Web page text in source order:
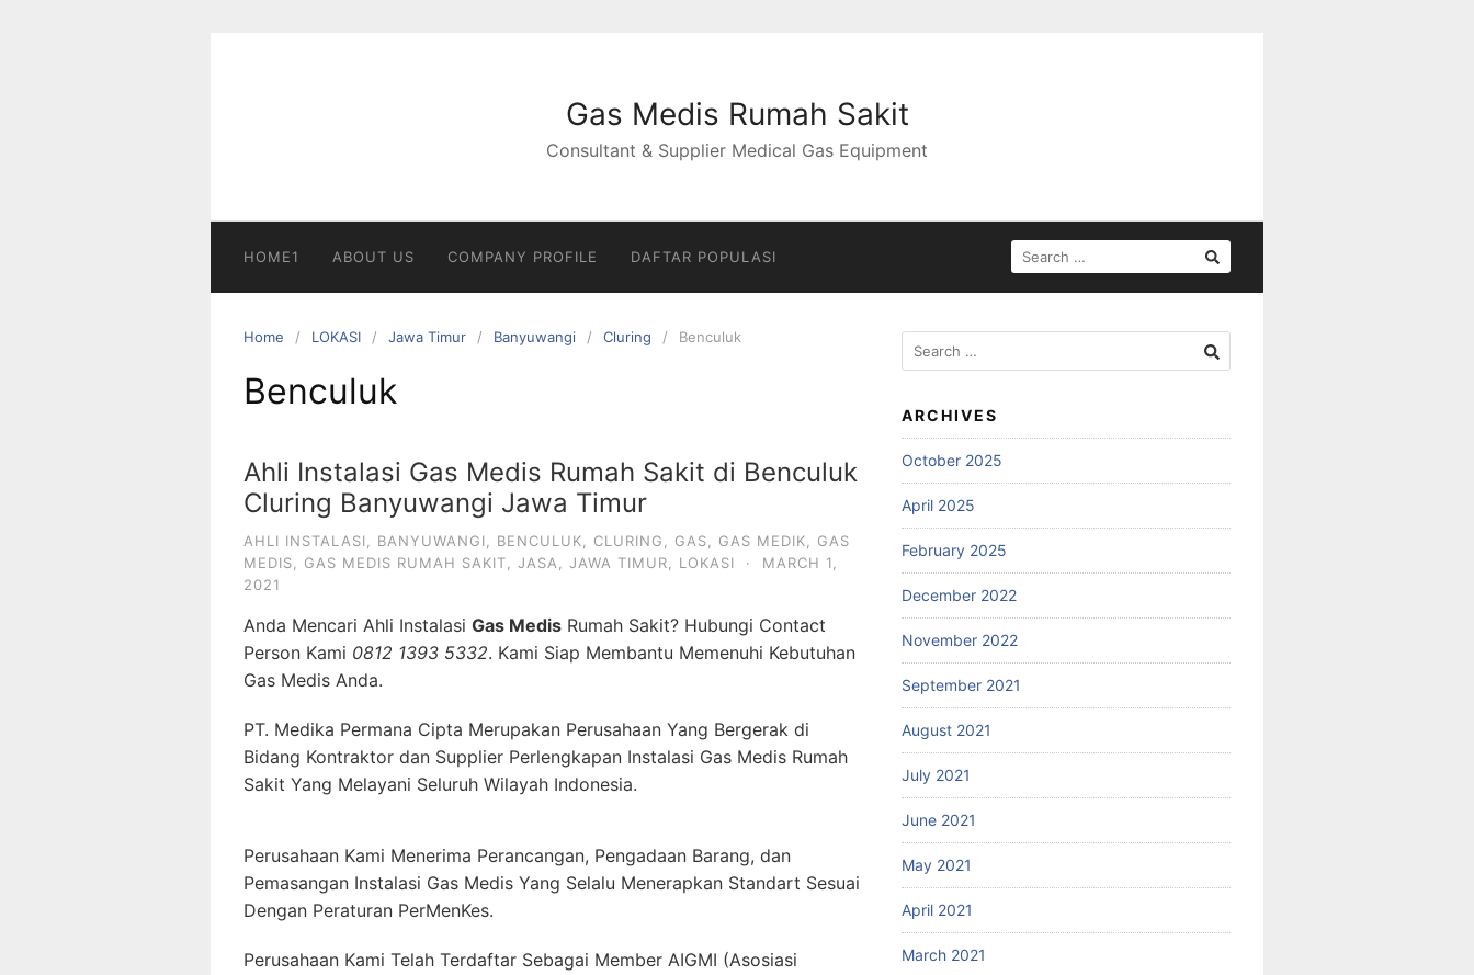
Gas Medis Rumah Sakit
Consultant & Supplier Medical Gas Equipment
HOME1 ABOUT US COMPANY PROFILE DAFTAR POPULASI
SEARCH
FOR:
Home LOKASI Jawa Timur Banyuwangi Cluring Benculuk
Benculuk
Ahli Instalasi Gas Medis Rumah Sakit di Benculuk
Cluring Banyuwangi Jawa Timur
AHLI INSTALASI BANYUWANGI BENCULUK CLURING GAS GAS MEDIK
GAS
MEDIS
GAS MEDIS RUMAH SAKIT JASA JAWA TIMUR LOKASI ·
MARCH 1,
2021
Anda Mencari Ahli Instalasi Gas Medis Rumah Sakit? Hubungi Contact
Person Kami 0812 1393 5332. Kami Siap Membantu Memenuhi Kebutuhan
Gas Medis Anda.
PT. Medika Permana Cipta Merupakan Perusahaan Yang Bergerak di
Bidang Kontraktor dan Supplier Perlengkapan Instalasi Gas Medis Rumah
Sakit Yang Melayani Seluruh Wilayah Indonesia.
Perusahaan Kami Menerima Perancangan, Pengadaan Barang, dan
Pemasangan Instalasi Gas Medis Yang Selalu Menerapkan Standart Sesuai
Dengan Peraturan PerMenKes.
Perusahaan Kami Telah Terdaftar Sebagai Member AIGMI (Asosiasi
Search
for:
ARCHIVES
October 2025
April 2025
February 2025
December 2022
November 2022
September 2021
August 2021
July 2021
June 2021
May 2021
April 2021
March 2021